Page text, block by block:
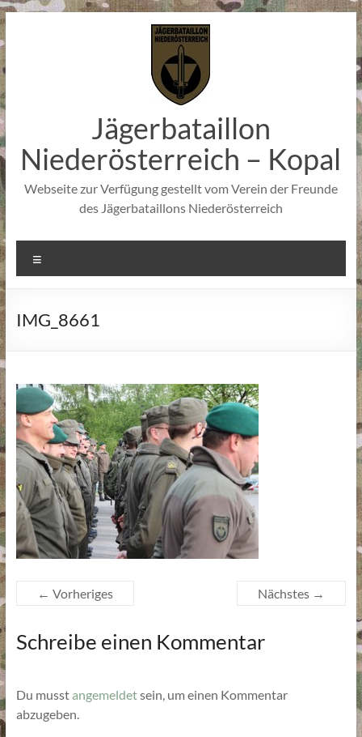
Zum
springen
Jägerbataillon
Niederösterreich – Kopal
Webseite zur Verfügung gestellt vom Verein der Freunde
des Jägerbataillons Niederösterreich
IMG_8661
← Vorheriges Nächstes →
Schreibe einen Kommentar
Du musstangemeldetsein, um einen Kommentar
abzugeben.